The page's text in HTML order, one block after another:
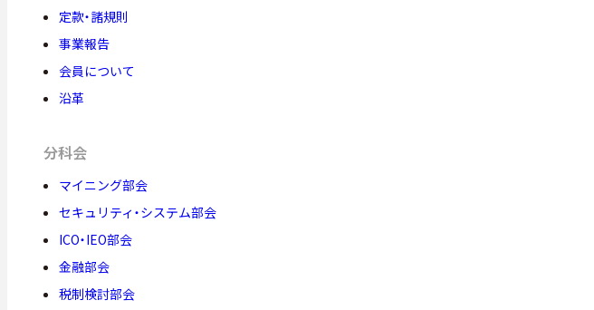
定款・諸規則
事業報告
会員について
沿革
分科会
マイニング部会
セキュリティ・システム部会
ICO・IEO部会
金融部会
税制検討部会